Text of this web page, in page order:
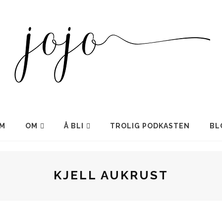
OM Å BLI TROLIG PODKASTEN
KJELL AUKRUST